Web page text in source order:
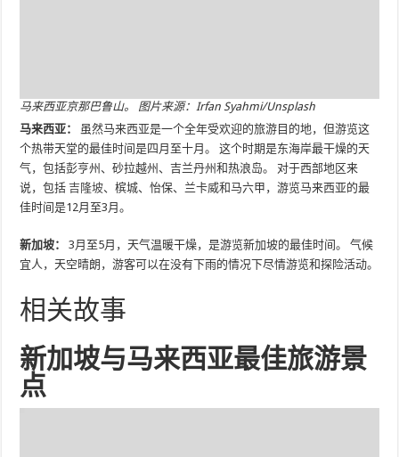
马来西亚京那巴鲁山。 图片来源：Irfan Syahmi/Unsplash
马来西亚：
虽然马来西亚是一个全年受欢迎的旅游目的地，但游览这
个热带天堂的最佳时间是四月至十月。 这个时期是东海岸最干燥的天
气，包括彭亨州、砂拉越州、吉兰丹州和热浪岛。 对于西部地区来
说，包括吉隆坡、槟城、怡保、兰卡威和马六甲，游览马来西亚的最
佳时间是12月至3月。
新加坡：
3月至5月，天气温暖干燥，是游览新加坡的最佳时间。 气候
宜人，天空晴朗，游客可以在没有下雨的情况下尽情游览和探险活动。
相关故事
新加坡与马来西亚最佳旅游景
点